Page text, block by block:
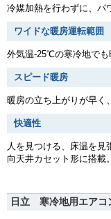
冷媒加熱を行わずに、パ
ワイドな暖房運転範囲
外気温-25℃の寒冷地でも
スピード暖房
暖房の立ち上がりが早く
快適性
人を見つける、床温を見
向天井カセット形に搭載。
日立 寒冷地用エアコ